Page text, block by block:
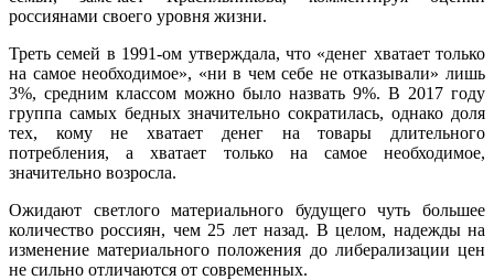
россиянами своего уровня жизни.
Треть семей в 1991-ом утверждала, что «денег хватает только
на самое необходимое», «ни в чем себе не отказывали» лишь
3%, средним классом можно было назвать 9%. В 2017 году
группа самых бедных значительно сократилась, однако доля
тех, кому не хватает денег на товары длительного
потребления, а хватает только на самое необходимое,
значительно возросла.
Ожидают светлого материального будущего чуть большее
количество россиян, чем 25 лет назад. В целом, надежды на
изменение материального положения до либерализации цен
не сильно отличаются от современных.